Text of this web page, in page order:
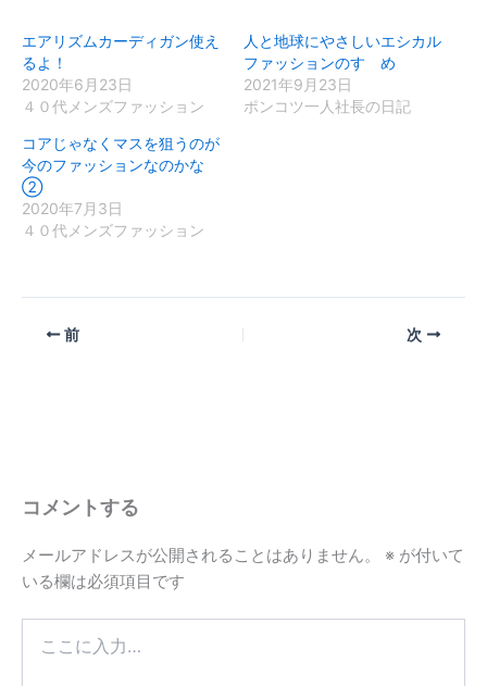
エアリズムカーディガン使え
るよ！
2020年6月23日
４０代メンズファッション
人と地球にやさしいエシカル
ファッションのすゝめ
2021年9月23日
ポンコツ一人社長の日記
コアじゃなくマスを狙うのが
今のファッションなのかな
②
2020年7月3日
４０代メンズファッション
前 次
コメントする
メールアドレスが公開されることはありません。 ※ が付いて
いる欄は必須項目です